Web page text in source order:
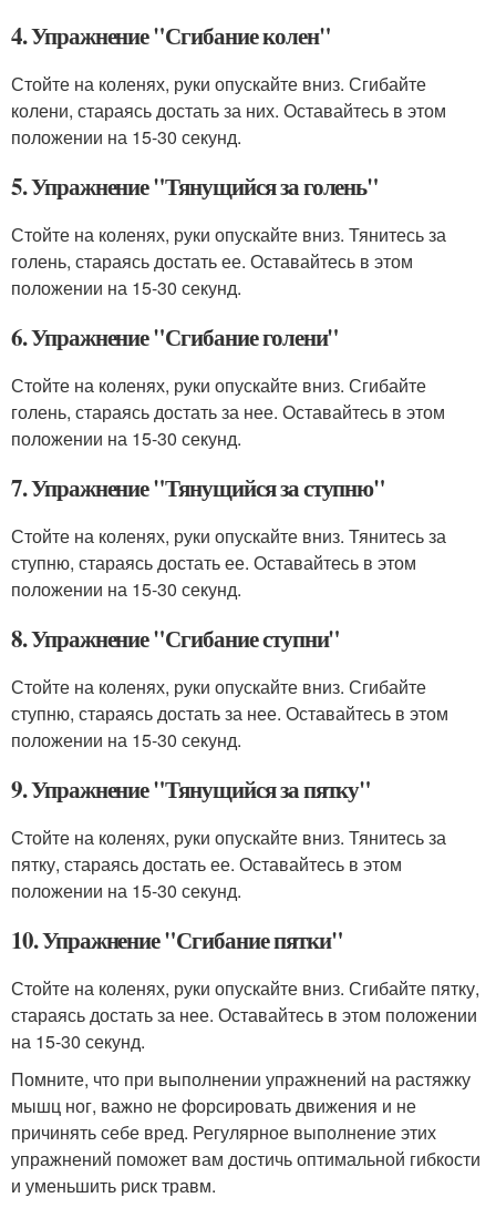
4. Упражнение "Сгибание колен"
Стойте на коленях, руки опускайте вниз. Сгибайте
колени, стараясь достать за них. Оставайтесь в этом
положении на 15-30 секунд.
5. Упражнение "Тянущийся за голень"
Стойте на коленях, руки опускайте вниз. Тянитесь за
голень, стараясь достать ее. Оставайтесь в этом
положении на 15-30 секунд.
6. Упражнение "Сгибание голени"
Стойте на коленях, руки опускайте вниз. Сгибайте
голень, стараясь достать за нее. Оставайтесь в этом
положении на 15-30 секунд.
7. Упражнение "Тянущийся за ступню"
Стойте на коленях, руки опускайте вниз. Тянитесь за
ступню, стараясь достать ее. Оставайтесь в этом
положении на 15-30 секунд.
8. Упражнение "Сгибание ступни"
Стойте на коленях, руки опускайте вниз. Сгибайте
ступню, стараясь достать за нее. Оставайтесь в этом
положении на 15-30 секунд.
9. Упражнение "Тянущийся за пятку"
Стойте на коленях, руки опускайте вниз. Тянитесь за
пятку, стараясь достать ее. Оставайтесь в этом
положении на 15-30 секунд.
10. Упражнение "Сгибание пятки"
Стойте на коленях, руки опускайте вниз. Сгибайте пятку,
стараясь достать за нее. Оставайтесь в этом положении
на 15-30 секунд.
Помните, что при выполнении упражнений на растяжку
мышц ног, важно не форсировать движения и не
причинять себе вред. Регулярное выполнение этих
упражнений поможет вам достичь оптимальной гибкости
и уменьшить риск травм.